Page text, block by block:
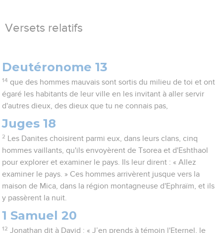
Versets relatifs
Deutéronome 13
14 que des hommes mauvais sont sortis du milieu de toi et ont
égaré les habitants de leur ville en les invitant à aller servir
d'autres dieux, des dieux que tu ne connais pas,
Juges 18
2
Les Danites choisirent parmi eux, dans leurs clans, cinq
hommes vaillants, qu'ils envoyèrent de Tsorea et d'Eshthaol
pour explorer et examiner le pays. Ils leur dirent : « Allez
examiner le pays. » Ces hommes arrivèrent jusque vers la
maison de Mica, dans la région montagneuse d'Ephraïm, et ils
y passèrent la nuit.
1 Samuel 20
12 Jonathan dit à David : « J’en prends à témoin l'Eternel, le